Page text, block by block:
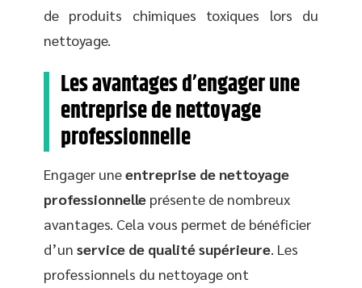
de produits chimiques toxiques lors du
nettoyage.
Les avantages d’engager une
entreprise de nettoyage
professionnelle
Engager uneentreprise de nettoyage
professionnelle présente de nombreux
avantages. Cela vous permet de bénéficier
d’un service de qualité supérieure. Les
professionnels du nettoyage ont